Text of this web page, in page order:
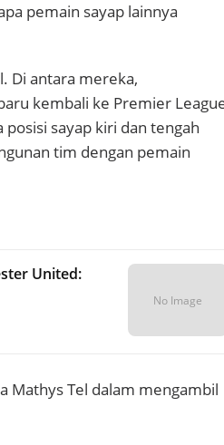
pemain sayap lainnya
Di antara mereka,
kembali ke Premier
sayap kiri dan tengah
tim dengan pemain
United:
No Image
Mathys Tel dalam mengambil